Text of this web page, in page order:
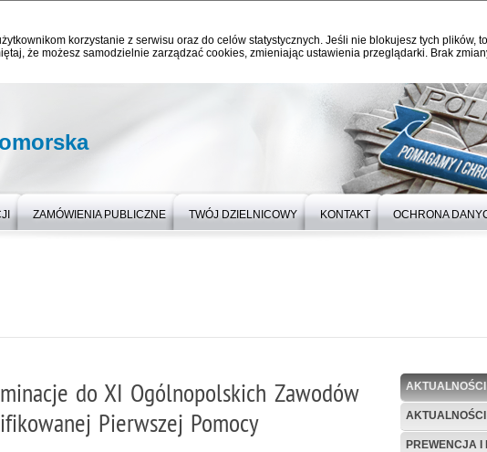
korzystanie z serwisu oraz do celów statystycznych. Jeśli nie blokujesz tych plików,
że możesz samodzielnie zarządzać cookies, zmieniając ustawienia przeglądarki. Brak
ZAMÓWIENIA PUBLICZNE TWÓJ DZIELNICOWY KONTAKT OCHRONA
AKTUALNOŚCI
AKTUALNOŚCI
PREWENCJA
do XI Ogólnopolskich Zawodów
Pierwszej Pomocy